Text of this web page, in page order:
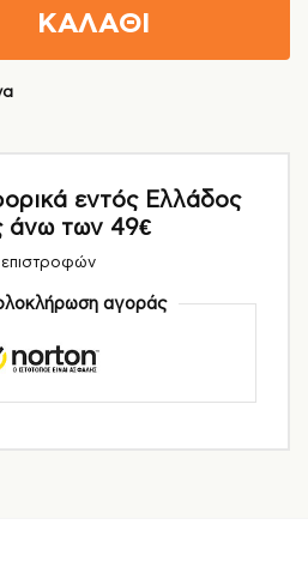
ΚΑΛΑΘΙ
εντός Ελλάδος
άνω των 49€
αγοράς